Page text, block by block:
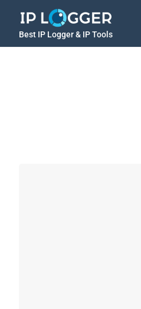
Best IP Logger & IP Tools